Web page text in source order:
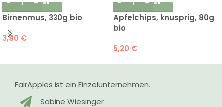
Birnenmus, 330g bio
3,90 €
Apfelchips, knusprig, 80g
bio
5,20 €
FairApples ist ein Einzelunternehmen.
Sabine Wiesinger